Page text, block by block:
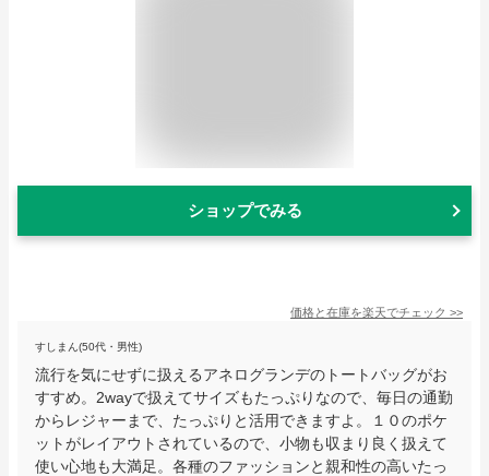
ショップでみる
価格と在庫を楽天でチェック >>
すしまん(50代・男性)
流行を気にせずに扱えるアネログランデのトートバッグがお
すすめ。2wayで扱えてサイズもたっぷりなので、毎日の通勤
からレジャーまで、たっぷりと活用できますよ。１０のポケ
ットがレイアウトされているので、小物も収まり良く扱えて
使い心地も大満足。各種のファッションと親和性の高いたっ